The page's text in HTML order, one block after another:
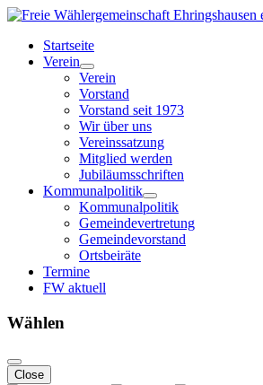
Startseite
Verein
Verein
Vorstand
Vorstand seit 1973
Wir über uns
Vereinssatzung
Mitglied werden
Jubiläumsschriften
Kommunalpolitik
Kommunalpolitik
Gemeindevertretung
Gemeindevorstand
Ortsbeiräte
Termine
FW aktuell
Wählen
Close